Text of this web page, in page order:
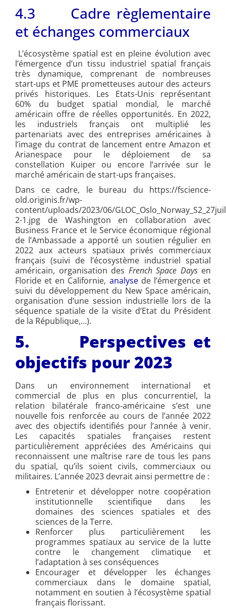
4.3 Cadre règlementaire
et échanges commerciaux
L’écosystème spatial est en pleine évolution avec
l’émergence d’un tissu industriel spatial français
très dynamique, comprenant de nombreuses
start-ups et PME prometteuses autour des acteurs
privés historiques. Les Etats-Unis représentant
60% du budget spatial mondial, le marché
américain offre de réelles opportunités. En 2022,
les industriels français ont multiplié les
partenariats avec des entreprises américaines à
l’image du contrat de lancement entre Amazon et
Arianespace pour le déploiement de sa
constellation Kuiper ou encore l’arrivée sur le
marché américain de start-ups françaises.
Dans ce cadre, le bureau du https://fscience-
old.originis.fr/wp-
content/uploads/2023/06/
2-1.jpg de Washington en collaboration avec
Business France et le Service économique régional
de l’Ambassade a apporté un soutien régulier en
2022 aux acteurs spatiaux privés commerciaux
français (suivi de l’écosystème industriel spatial
américain, organisation des French Space Daysen
Floride et en Californie, analysede l’émergence et
suivi du développement du New Space américain,
organisation d’une session industrielle lors de la
séquence spatiale de la visite d’Etat du Président
de la République,…).
5. Perspectives et
objectifs pour 2023
Dans un environnement international et
commercial de plus en plus concurrentiel, la
relation bilatérale franco-américaine s’est une
nouvelle fois renforcée au cours de l’année 2022
avec des objectifs identifiés pour l’année à venir.
Les capacités spatiales françaises restent
particulièrement appréciées des Américains qui
reconnaissent une maîtrise rare de tous les pans
du spatial, qu’ils soient civils, commerciaux ou
militaires. L’année 2023 devrait ainsi permettre de :
Entretenir et développer notre coopération
institutionnelle scientifique dans les
domaines des sciences spatiales et des
sciences de la Terre.
Renforcer plus particulièrement les
programmes spatiaux au service de la lutte
contre le changement climatique et
l’adaptation à ses conséquences
Encourager et développer les échanges
commerciaux dans le domaine spatial,
notamment en soutien à l’écosystème spatial
français florissant.